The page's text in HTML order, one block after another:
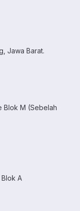
Jawa Barat.
Blok M (Sebelah
A